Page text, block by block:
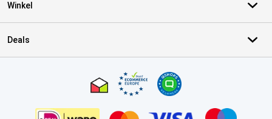
Winkel
Deals